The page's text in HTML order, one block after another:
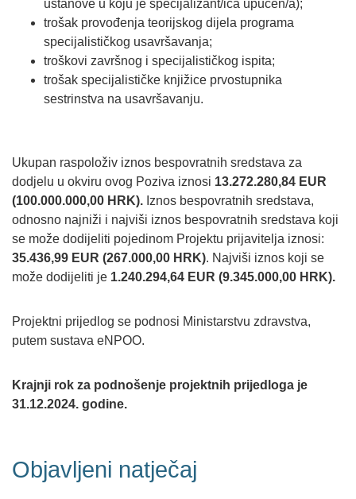
ustanove u koju je specijalizant/ica upućen/a);
trošak provođenja teorijskog dijela programa
specijalističkog usavršavanja;
troškovi završnog i specijalističkog ispita;
trošak specijalističke knjižice prvostupnika
sestrinstva na usavršavanju.
Ukupan raspoloživ iznos bespovratnih sredstava za
dodjelu u okviru ovog Poziva iznosi 13.272.280,84 EUR
(100.000.000,00 HRK). Iznos bespovratnih sredstava,
odnosno najniži i najviši iznos bespovratnih sredstava koji
se može dodijeliti pojedinom Projektu prijavitelja iznosi:
35.436,99 EUR (267.000,00 HRK). Najviši iznos koji se
može dodijeliti je 1.240.294,64 EUR (9.345.000,00 HRK).
Projektni prijedlog se podnosi Ministarstvu zdravstva,
putem sustava eNPOO.
Krajnji rok za podnošenje projektnih prijedloga je
31.12.2024. godine.
Objavljeni natječaj